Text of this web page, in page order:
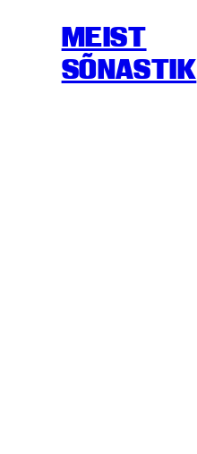
MEIST
SÕNASTIK